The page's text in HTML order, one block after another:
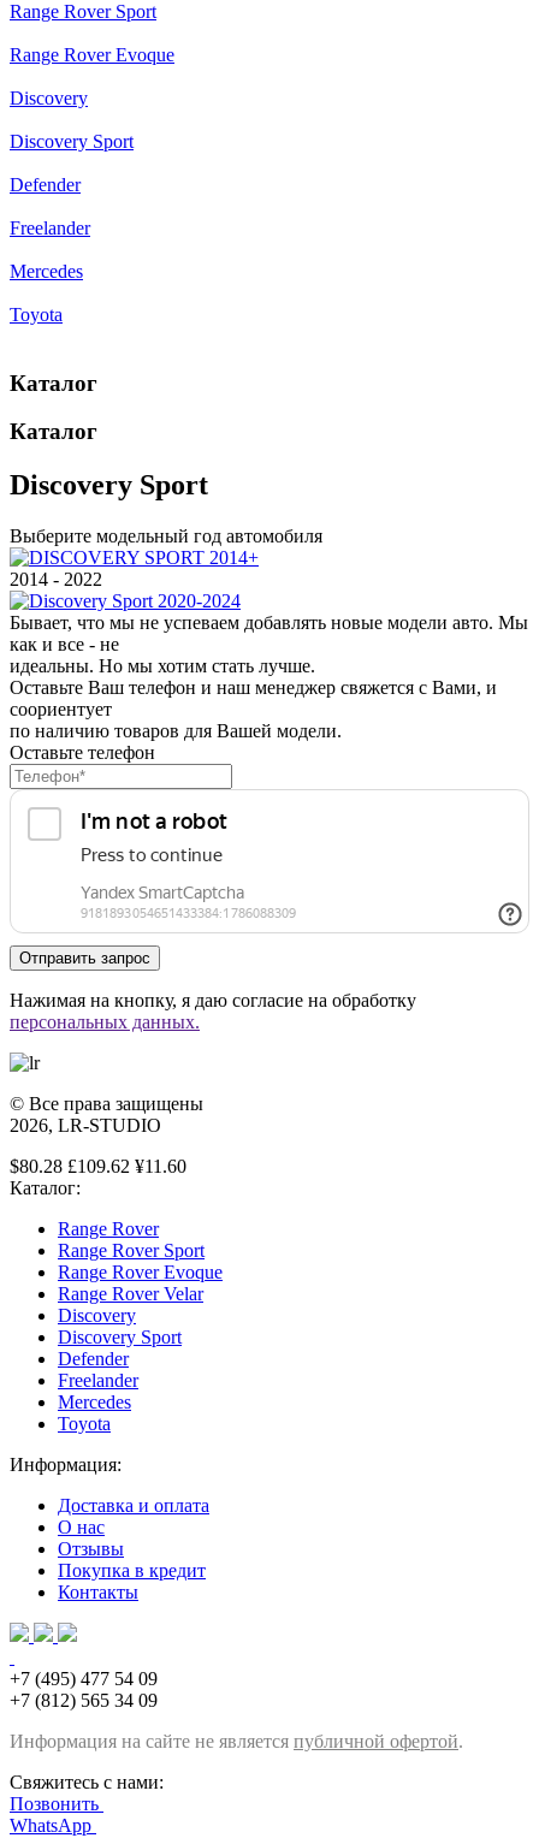
Range Rover Sport
Range Rover Evoque
Discovery
Discovery Sport
Defender
Freelander
Mercedes
Toyota
Каталог
Каталог
Discovery Sport
Выберите модельный год автомобиля
2014 - 2022
Бывает, что мы не успеваем добавлять новые модели авто. Мы
как и все - не
идеальны. Но мы хотим стать лучше.
Оставьте Ваш телефон и наш менеджер свяжется с Вами, и
соориентует
по наличию товаров для Вашей модели.
Оставьте телефон
Нажимая на кнопку, я даю согласие на обработку
персональных данных.
© Все права защищены
2026, LR-STUDIO
$80.28 £109.62 ¥11.60
Каталог:
Range Rover
Range Rover Sport
Range Rover Evoque
Range Rover Velar
Discovery
Discovery Sport
Defender
Freelander
Mercedes
Toyota
Информация:
Доставка и оплата
О нас
Отзывы
Покупка в кредит
Контакты
+7 (495) 477 54 09
+7 (812) 565 34 09
Информация на сайте не является публичной офертой.
Свяжитесь с нами:
Позвонить
WhatsApp